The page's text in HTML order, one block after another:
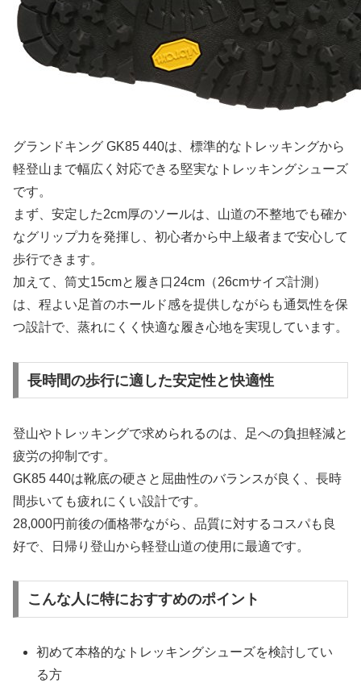
グランドキング GK85 440は、標準的なトレッキングから
軽登山まで幅広く対応できる堅実なトレッキングシューズ
です。
まず、安定した2cm厚のソールは、山道の不整地でも確か
なグリップ力を発揮し、初心者から中上級者まで安心して
歩行できます。
加えて、筒丈15cmと履き口24cm（26cmサイズ計測）
は、程よい足首のホールド感を提供しながらも通気性を保
つ設計で、蒸れにくく快適な履き心地を実現しています。
長時間の歩行に適した安定性と快適性
登山やトレッキングで求められるのは、足への負担軽減と
疲労の抑制です。
GK85 440は靴底の硬さと屈曲性のバランスが良く、長時
間歩いても疲れにくい設計です。
28,000円前後の価格帯ながら、品質に対するコスパも良
好で、日帰り登山から軽登山道の使用に最適です。
こんな人に特におすすめのポイント
初めて本格的なトレッキングシューズを検討してい
る方